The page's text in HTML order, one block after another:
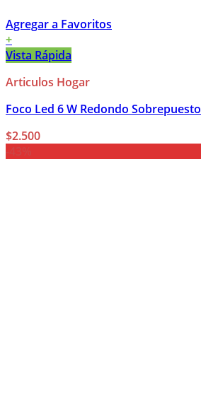
Agregar a Favoritos
+
Vista Rápida
Articulos Hogar
Foco Led 6 W Redondo Sobrepuesto
$2.500